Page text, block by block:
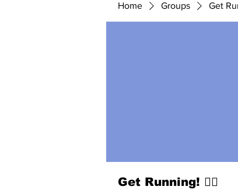
Home Groups Get
Get Running! 🏃‍♀️